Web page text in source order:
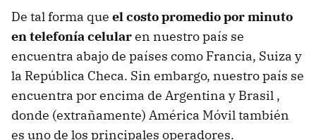
De tal forma que el costo promedio por minuto
en telefonía celularen nuestro país se
encuentra abajo de países como Francia, Suiza y
la República Checa. Sin embargo, nuestro país se
encuentra por encima de Argentina y Brasil ,
donde (extrañamente) América Móvil también
es uno de los principales operadores.